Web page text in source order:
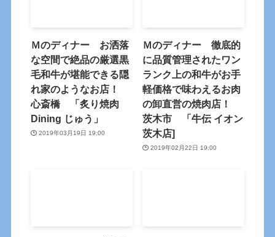
Ｍのディナー お洒落
な空間で絶品の厳選黒
毛和牛が堪能できる隠
れ家のようなお店！
心斎橋 「炙り焼肉
Dining じゅう」
2019年03月19日 19:00
Ｍのディナー 徹底的
に品質管理されたワン
ランク上の和牛がお手
軽価格で味わえるお肉
の卸直営の焼肉店！
茨木市 「牛伝 イオン
茨木店]
2019年02月22日 19:00